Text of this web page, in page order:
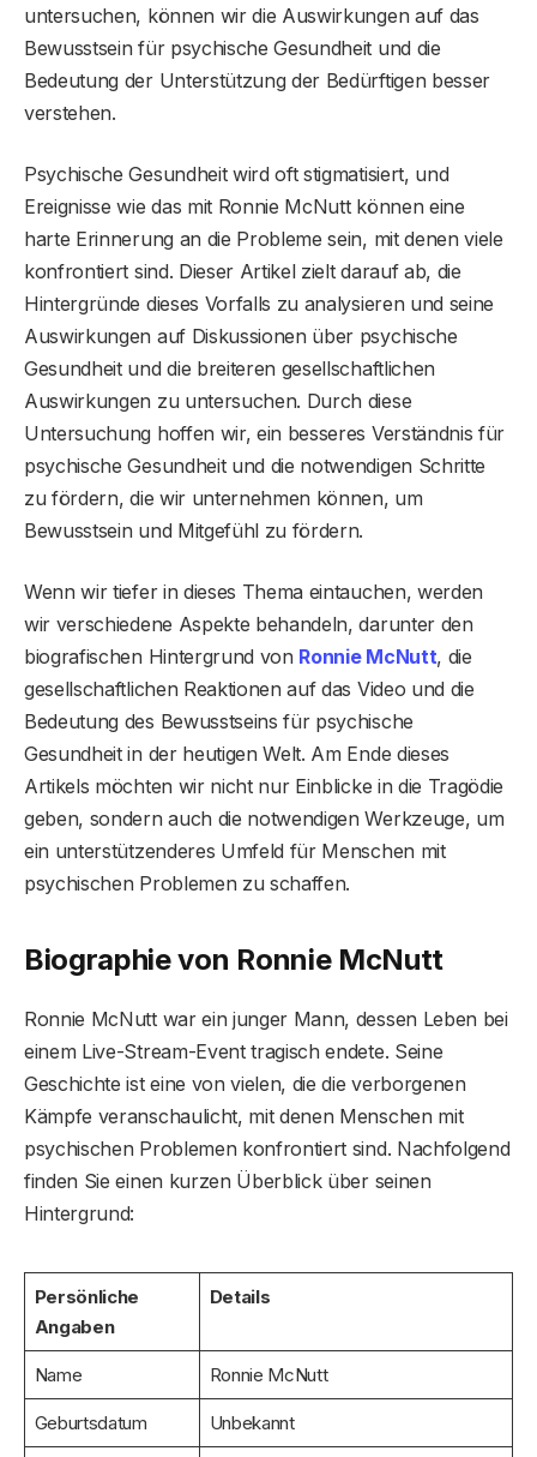
untersuchen, können wir die Auswirkungen auf das
Bewusstsein für psychische Gesundheit und die
Bedeutung der Unterstützung der Bedürftigen besser
verstehen.
Psychische Gesundheit wird oft stigmatisiert, und
Ereignisse wie das mit Ronnie McNutt können eine
harte Erinnerung an die Probleme sein, mit denen viele
konfrontiert sind. Dieser Artikel zielt darauf ab, die
Hintergründe dieses Vorfalls zu analysieren und seine
Auswirkungen auf Diskussionen über psychische
Gesundheit und die breiteren gesellschaftlichen
Auswirkungen zu untersuchen. Durch diese
Untersuchung hoffen wir, ein besseres Verständnis für
psychische Gesundheit und die notwendigen Schritte
zu fördern, die wir unternehmen können, um
Bewusstsein und Mitgefühl zu fördern.
Wenn wir tiefer in dieses Thema eintauchen, werden
wir verschiedene Aspekte behandeln, darunter den
biografischen Hintergrund von Ronnie McNutt, die
gesellschaftlichen Reaktionen auf das Video und die
Bedeutung des Bewusstseins für psychische
Gesundheit in der heutigen Welt. Am Ende dieses
Artikels möchten wir nicht nur Einblicke in die Tragödie
geben, sondern auch die notwendigen Werkzeuge, um
ein unterstützenderes Umfeld für Menschen mit
psychischen Problemen zu schaffen.
Biographie von Ronnie McNutt
Ronnie McNutt war ein junger Mann, dessen Leben bei
einem Live-Stream-Event tragisch endete. Seine
Geschichte ist eine von vielen, die die verborgenen
Kämpfe veranschaulicht, mit denen Menschen mit
psychischen Problemen konfrontiert sind. Nachfolgend
finden Sie einen kurzen Überblick über seinen
Hintergrund:
Persönliche
Angaben
Details
Name Ronnie McNutt
Geburtsdatum Unbekannt